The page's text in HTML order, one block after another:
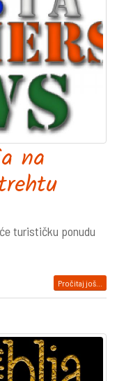
na
turističku ponudu
Pročitaj još...